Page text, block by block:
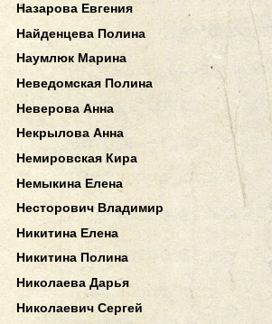
Назарова Евгения
Найденцева Полина
Наумлюк Марина
Неведомская Полина
Неверова Анна
Некрылова Анна
Немировская Кира
Немыкина Елена
Несторович Владимир
Никитина Елена
Никитина Полина
Николаева Дарья
Николаевич Сергей